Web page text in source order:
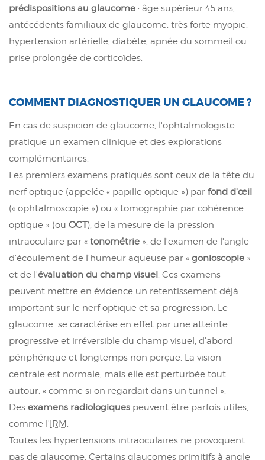
prédispositions au glaucome : âge supérieur 45 ans,
antécédents familiaux de glaucome, très forte myopie,
hypertension artérielle, diabète, apnée du sommeil ou
prise prolongée de corticoïdes.
COMMENT DIAGNOSTIQUER UN GLAUCOME ?
En cas de suspicion de glaucome, l'ophtalmologiste
pratique un examen clinique et des explorations
complémentaires.
Les premiers examens pratiqués sont ceux de la tête du
nerf optique (appelée « papille optique ») par fond d'œil
(« ophtalmoscopie ») ou « tomographie par cohérence
optique » (ou OCT), de la mesure de la pression
intraoculaire par « tonométrie », de l'examen de l'angle
d'écoulement de l'humeur aqueuse par « gonioscopie »
et de l'évaluation du champ visuel. Ces examens
peuvent mettre en évidence un retentissement déjà
important sur le nerf optique et sa progression. Le
glaucome se caractérise en effet par une atteinte
progressive et irréversible du champ visuel, d'abord
périphérique et longtemps non perçue. La vision
centrale est normale, mais elle est perturbée tout
autour, « comme si on regardait dans un tunnel ».
Des examens radiologiques peuvent être parfois utiles,
comme l'IRM.
Toutes les hypertensions intraoculaires ne provoquent
pas de glaucome. Certains glaucomes primitifs à angle